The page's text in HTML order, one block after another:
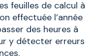
feuilles de calcul à
effectuée l’année
des heures à
y détecter erreurs